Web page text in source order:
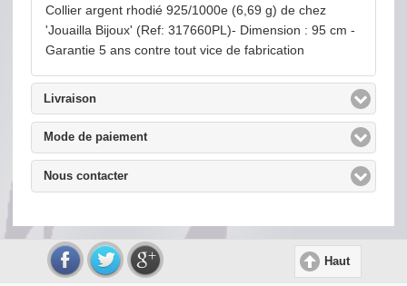
Collier argent rhodié 925/1000e (6,69 g) de chez
'Jouailla Bijoux' (Ref: 317660PL)- Dimension : 95 cm -
Garantie 5 ans contre tout vice de fabrication
Livraisonclick to expand contents
Mode de paiementclick to expand contents
Nous contacterclick to expand contents
Haut